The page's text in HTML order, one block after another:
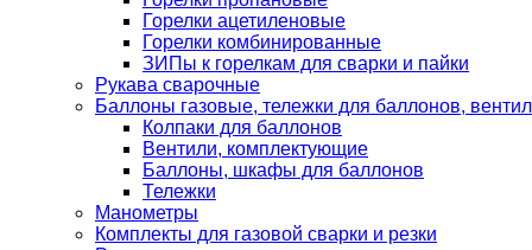
Горелки ацетиленовые
Горелки комбинированные
ЗИПы к горелкам для сварки и пайки
Рукава сварочные
Баллоны газовые, тележки для баллонов,
Колпаки для баллонов
Вентили, комплектующие
Баллоны, шкафы для баллонов
Тележки
Манометры
Комплекты для газовой сварки и резки